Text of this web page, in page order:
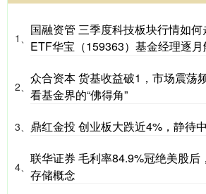
1、
国融资管 三季度科技板块行情如
ETF华宝（159363）基金经理逐
2、
众合资本 货基收益破1，市场震荡
看基金界的“佛得角”
3、 鼎红金投 创业板大跌近4%，静待
4、
联华证券 毛利率84.9%冠绝美股后
存储概念